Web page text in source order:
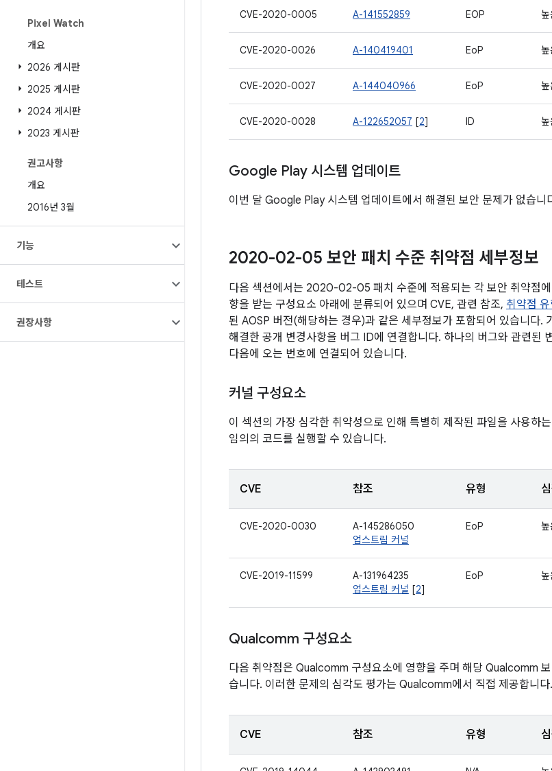
Pixel Watch
개요
2026 게시판
2025 게시판
2024 게시판
2023 게시판
권고사항
개요
2016년 3월
기능
테스트
권장사항
CVE-2020-0005 A-141552859 EOP 높
CVE-2020-0026 A-140419401 EoP 높
CVE-2020-0027 A-144040966 EoP 높
CVE-2020-0028 A-122652057 [2] ID 높
Google Play 시스템 업데이트
이번 달 Google Play 시스템 업데이트에서 해결된 보안 문제가 없습니
2020-02-05 보안 패치 수준 취약점 세부정보
다음 섹션에서는 2020-02-05 패치 수준에 적용되는 각 보안 취약점
향을 받는 구성요소 아래에 분류되어 있으며 CVE, 관련 참조, 취약점 유
된 AOSP 버전(해당하는 경우)과 같은 세부정보가 포함되어 있습니다.
해결한 공개 변경사항을 버그 ID에 연결합니다. 하나의 버그와 관련된
다음에 오는 번호에 연결되어 있습니다.
커널 구성요소
이 섹션의 가장 심각한 취약성으로 인해 특별히 제작된 파일을 사용하
임의의 코드를 실행할 수 있습니다.
CVE 참조 유형
CVE-2020-0030
A-145286050
업스트림 커널
EoP 높
CVE-2019-11599
A-131964235
업스트림 커널 [2]
EoP 높
Qualcomm 구성요소
다음 취약점은 Qualcomm 구성요소에 영향을 주며 해당 Qualcomm
습니다. 이러한 문제의 심각도 평가는 Qualcomm에서 직접 제공합니다.
CVE 참조 유형